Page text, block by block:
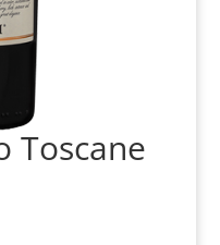
Toscane